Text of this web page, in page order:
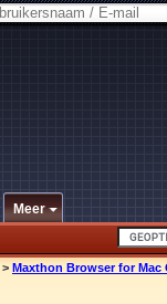
Meer
> Maxthon Browser for Mac